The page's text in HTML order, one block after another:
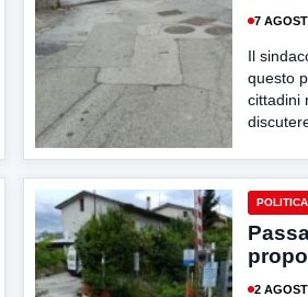
7
Il
questo
cittadini
POLITICA
2